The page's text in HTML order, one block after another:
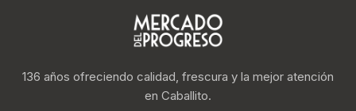
136 años ofreciendo calidad, frescura y la mejor atención
en Caballito.